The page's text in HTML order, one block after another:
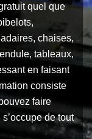
quel que
chaises,
tableaux,
en faisant
consiste
faire
de tout